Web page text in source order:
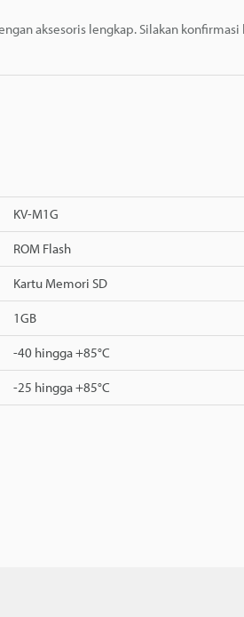
aksesoris lengkap. Silakan
KV-M1G
ROM Flash
Kartu Memori SD
1GB
-40 hingga +85°C
-25 hingga +85°C